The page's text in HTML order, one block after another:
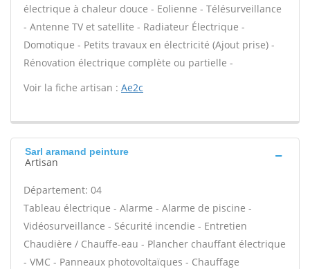
électrique à chaleur douce - Eolienne - Télésurveillance
- Antenne TV et satellite - Radiateur Électrique -
Domotique - Petits travaux en électricité (Ajout prise) -
Rénovation électrique complète ou partielle -
Voir la fiche artisan : Ae2c
Sarl aramand peinture
Artisan
Département: 04
Tableau électrique - Alarme - Alarme de piscine -
Vidéosurveillance - Sécurité incendie - Entretien
Chaudière / Chauffe-eau - Plancher chauffant électrique
- VMC - Panneaux photovoltaïques - Chauffage